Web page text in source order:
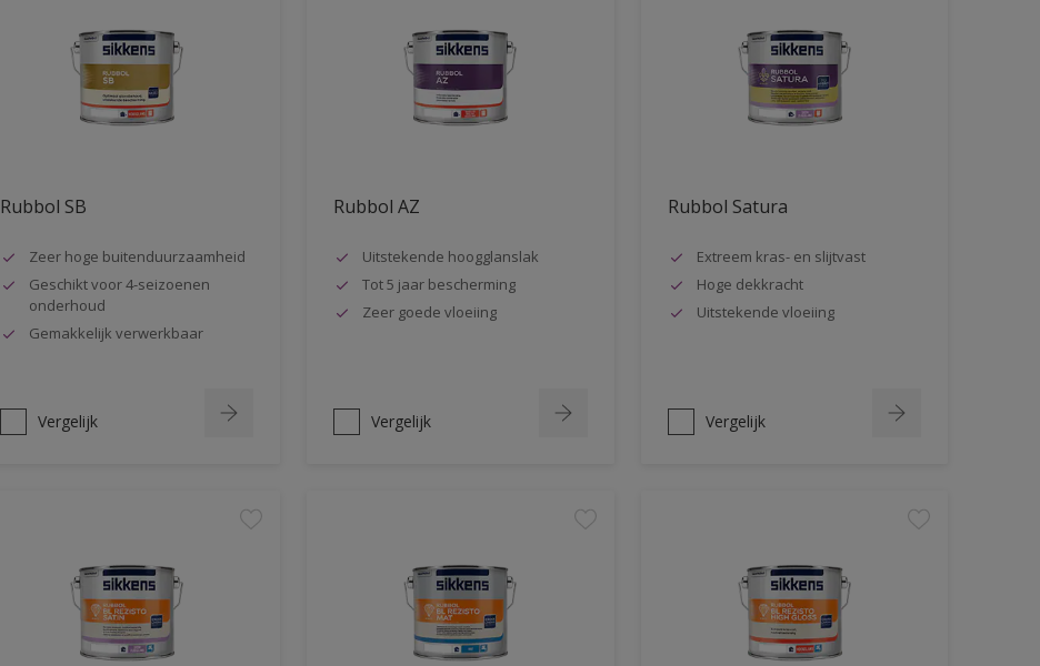
Rubbol SB
Zeer hoge buitenduurzaamheid
Geschikt voor 4-seizoenen
onderhoud
Gemakkelijk verwerkbaar
Vergelijk
Rubbol AZ
Uitstekende hoogglanslak
Tot 5 jaar bescherming
Zeer goede vloeiing
Vergelijk
Rubbol Satura
Extreem kras- en slijtvast
Hoge dekkracht
Uitstekende vloeiing
Vergelijk